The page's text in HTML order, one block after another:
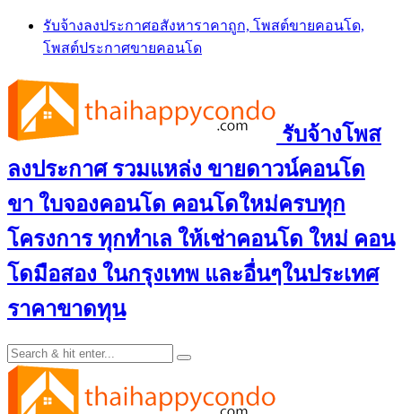
Skip
content
รับจ้างลงประกาศอสังหาราคาถูก, โพสต์ขายคอนโด,
โพสต์ประกาศขายคอนโด
รับจ้างโพส
ลงประกาศ รวมแหล่ง ขายดาวน์คอนโด
ขา ใบจองคอนโด คอนโดใหม่ครบทุก
โครงการ ทุกทำเล ให้เช่าคอนโด ใหม่ คอน
โดมือสอง ในกรุงเทพ และอื่นๆในประเทศ
ราคาขาดทุน